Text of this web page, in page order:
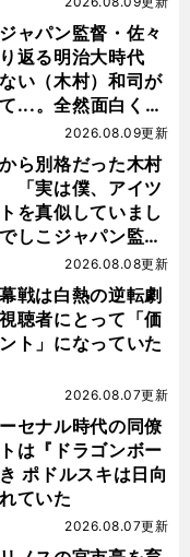
ャパン監督・佐々
返る明治大時代
い（木村）和司が
...。全然面白くな
た」
ら別格だった木村
「実は僕、アイツ
を真似していまし
しこジャパン監
夫
2026.08.09更新
戦は白熱の逆転劇
聴者にとって「価
ト」になっていた
2026.08.08更新
セナル時代の同僚
は『ドラゴンボー
ポドルスキは日向
ていた
2026.08.07更新
2026.08.07更新